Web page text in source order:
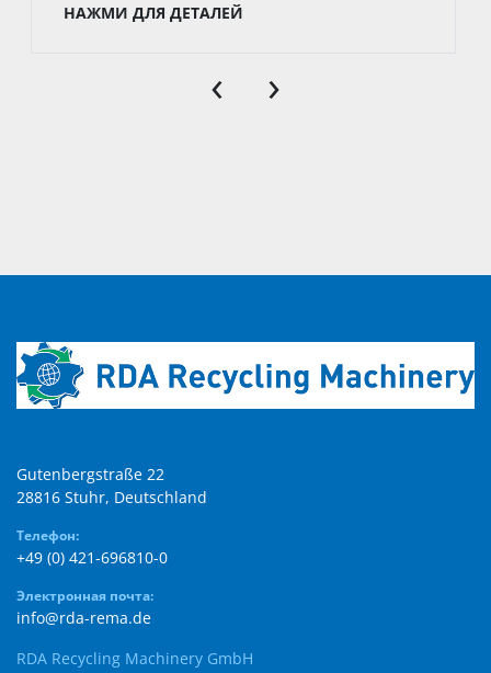
НАЖМИ ДЛЯ ДЕТАЛЕЙ
‹ ›
Gutenbergstraße 22
28816 Stuhr, Deutschland
Телефон:
+49 (0) 421-696810-0
Электронная почта:
info@rda-rema.de
RDA Recycling Machinery GmbH